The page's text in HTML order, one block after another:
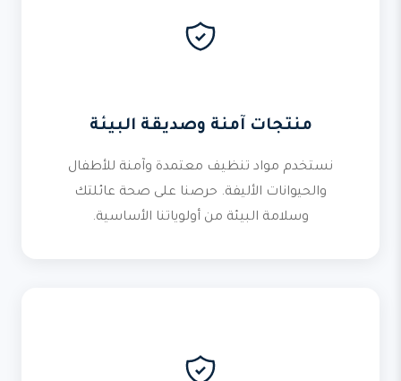
منتجات آمنة وصديقة البيئة
نستخدم مواد تنظيف معتمدة وآمنة للأطفال
والحيوانات الأليفة. حرصنا على صحة عائلتك
وسلامة البيئة من أولوياتنا الأساسية.